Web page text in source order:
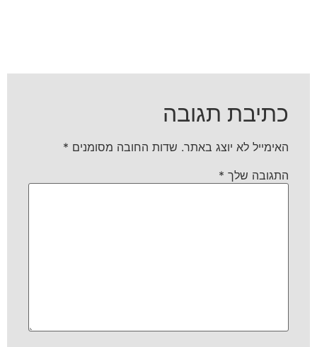
כתיבת תגובה
האימייל לא יוצג באתר. שדות החובה מסומנים *
התגובה שלך *